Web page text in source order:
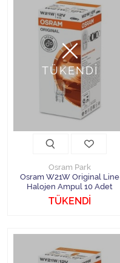
TÜKENDİ
Osram Park
Osram W21W Original Line
Halojen Ampul 10 Adet
TÜKENDİ